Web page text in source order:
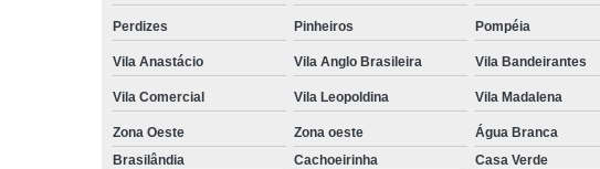
Perdizes Pinheiros Pompéia
Vila Anastácio Vila Anglo Brasileira Vila Bandeirantes
Vila Comercial Vila Leopoldina Vila Madalena
Zona Oeste Zona oeste
Água Branca
Brasilândia
Cachoeirinha Casa Verde